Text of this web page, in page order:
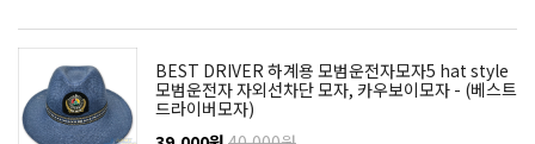
BEST DRIVER 하계용 모범운전자모자5 hat style
모범운전자 자외선차단 모자, 카우보이모자 - (베스트
드라이버모자)